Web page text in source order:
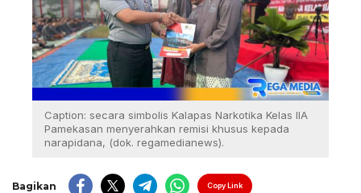
Caption: secara simbolis Kalapas Narkotika Kelas IIA
Pamekasan menyerahkan remisi khusus kepada
narapidana, (dok. regamedianews).
Bagikan Copy Link